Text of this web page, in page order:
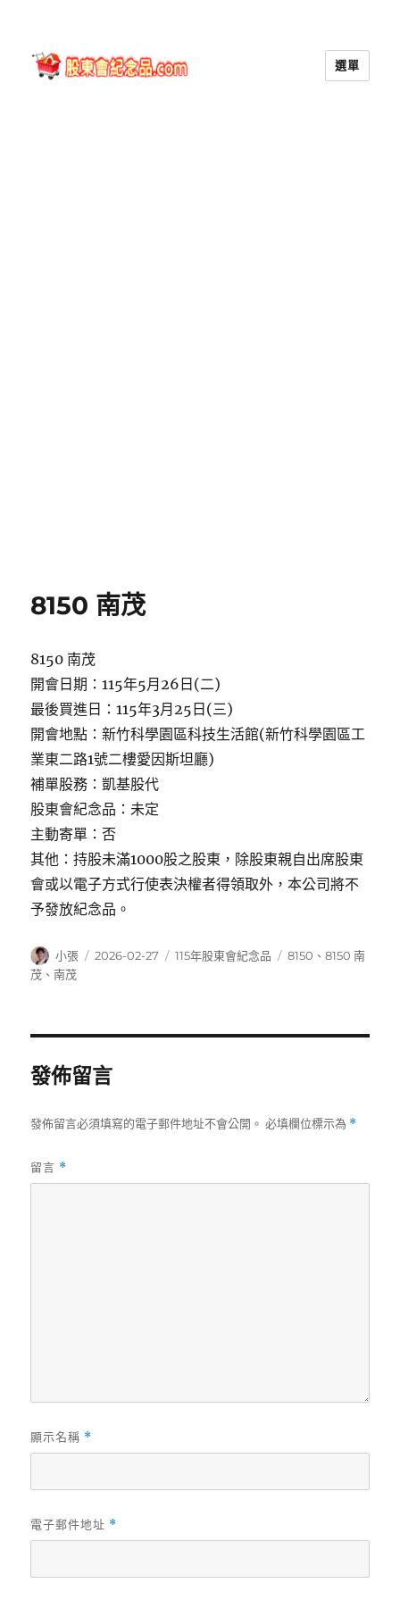
選單
8150 南茂
8150 南茂
開會日期：115年5月26日(二)
最後買進日：115年3月25日(三)
開會地點：新竹科學園區科技生活館(新竹科學園區工
業東二路1號二樓愛因斯坦廳)
補單股務：凱基股代
股東會紀念品：未定
主動寄單：否
其他：持股未滿1000股之股東，除股東親自出席股東
會或以電子方式行使表決權者得領取外，本公司將不
予發放紀念品。
作
者
小張
發
2026-02-27
分
115年股東會紀念品
標
8150 、8150 南
茂 、南茂
發佈留言
發佈留言必須填寫的電子郵件地址不會公開。 必填欄位標示為 *
留言 *
顯示名稱 *
電子郵件地址 *